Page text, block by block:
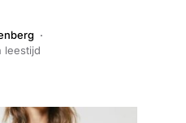
leestijd